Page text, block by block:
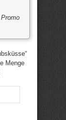
Promo
Menge